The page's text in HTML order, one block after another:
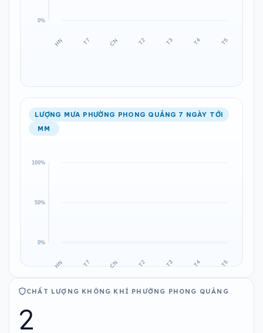
LƯỢNG MƯA PHƯỜNG PHONG QUẢNG 7 NGÀY TỚI
MM
CHẤT LƯỢNG KHÔNG KHÍ PHƯỜNG PHONG QUẢNG
2